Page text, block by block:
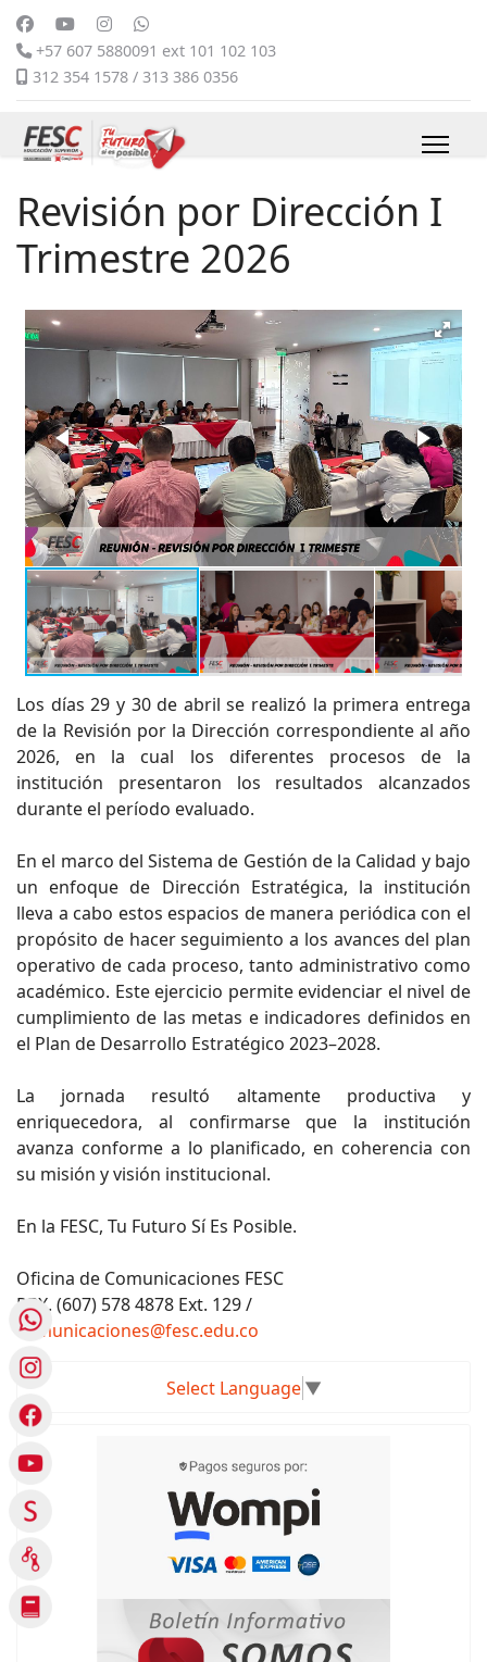
+57 607 5880091 ext 101 102 103
312 354 1578 / 313 386 0356
Revisión por Dirección I
Trimestre 2026
Los días 29 y 30 de abril se realizó la primera entrega
de la Revisión por la Dirección correspondiente al año
2026, en la cual los diferentes procesos de la
institución presentaron los resultados alcanzados
durante el período evaluado.
En el marco del Sistema de Gestión de la Calidad y bajo
un enfoque de Dirección Estratégica, la institución
lleva a cabo estos espacios de manera periódica con el
propósito de hacer seguimiento a los avances del plan
operativo de cada proceso, tanto administrativo como
académico. Este ejercicio permite evidenciar el nivel de
cumplimiento de las metas e indicadores definidos en
el Plan de Desarrollo Estratégico 2023–2028.
La jornada resultó altamente productiva y
enriquecedora, al confirmarse que la institución
avanza conforme a lo planificado, en coherencia con
su misión y visión institucional.
En la FESC, Tu Futuro Sí Es Posible.
Oficina de Comunicaciones FESC
PBX. (607) 578 4878 Ext. 129 /
comunicaciones@fesc.edu.co
Select Language▼